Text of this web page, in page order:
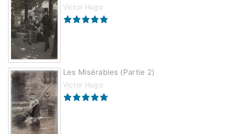
Victor Hugo
Les Misérables (partie 2)
Victor Hugo